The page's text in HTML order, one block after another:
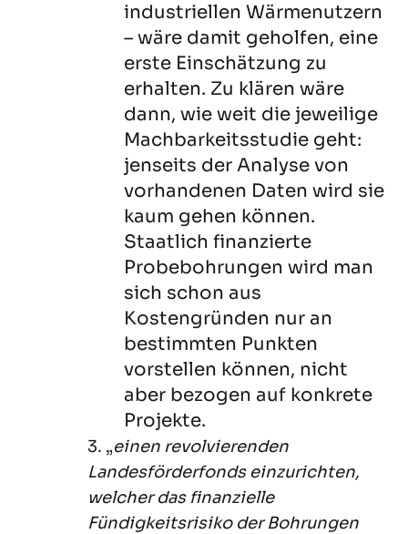
industriellen Wärmenutzern
– wäre damit geholfen, eine
erste Einschätzung zu
erhalten. Zu klären wäre
dann, wie weit die jeweilige
Machbarkeitsstudie geht:
jenseits der Analyse von
vorhandenen Daten wird sie
kaum gehen können.
Staatlich finanzierte
Probebohrungen wird man
sich schon aus
Kostengründen nur an
bestimmten Punkten
vorstellen können, nicht
aber bezogen auf konkrete
Projekte.
3. „einen revolvierenden
Landesförderfonds einzurichten,
welcher das finanzielle
Fündigkeitsrisiko der Bohrungen